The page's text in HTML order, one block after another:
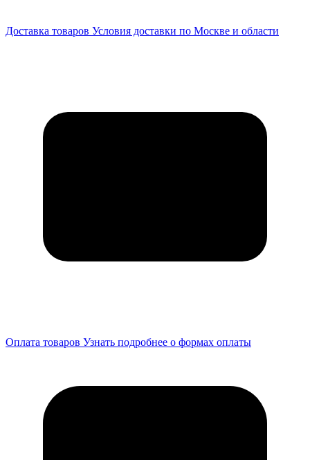
Доставка товаров Условия доставки по Москве и области
Оплата товаров Узнать подробнее о формах оплаты